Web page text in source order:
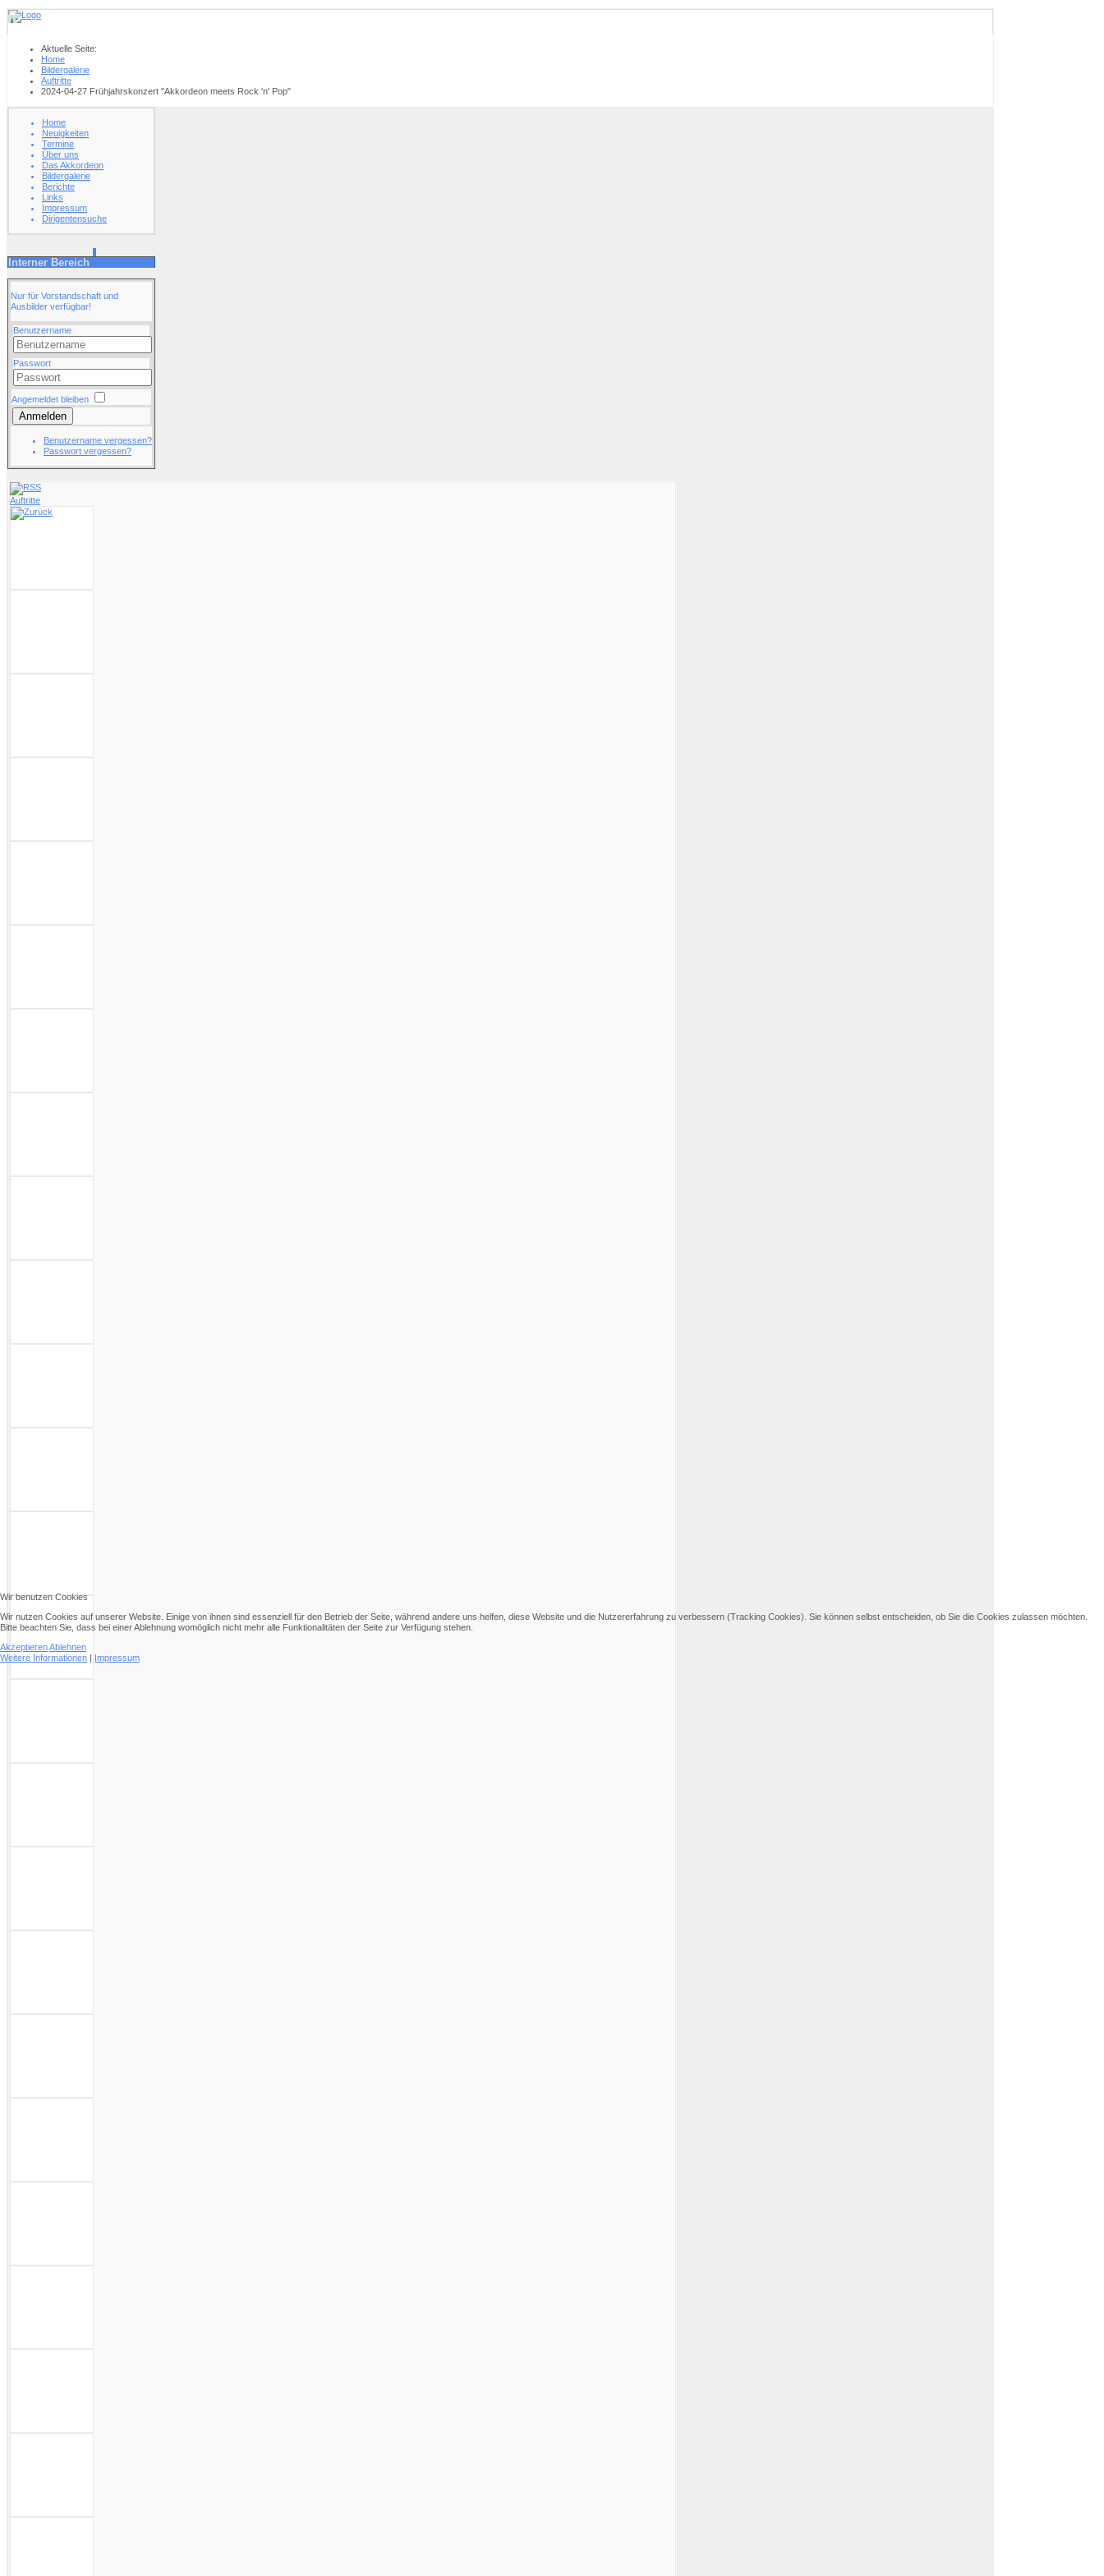
Aktuelle Seite:
Home
Bildergalerie
Auftritte
2024-04-27 Frühjahrskonzert "Akkordeon meets Rock 'n' Pop"
Home
Neuigkeiten
Termine
Über uns
Das Akkordeon
Bildergalerie
Berichte
Links
Impressum
Dirigentensuche
Interner Bereich
Nur für Vorstandschaft und
Ausbilder verfügbar!
Benutzername
Passwort
Angemeldet bleiben
Anmelden
Benutzername vergessen?
Passwort vergessen?
Auftritte
Wir benutzen Cookies
Wir nutzen Cookies auf unserer Website. Einige von ihnen sind essenziell für den Betrieb der Seite, während andere uns helfen, diese Website und die Nutzererfahrung zu verbessern (Tracking Cookies). Sie können selbst entscheiden, ob Sie die Cookies zulassen möchten.
Bitte beachten Sie, dass bei einer Ablehnung womöglich nicht mehr alle Funktionalitäten der Seite zur Verfügung stehen.
AkzeptierenAblehnen
Weitere Informationen | Impressum